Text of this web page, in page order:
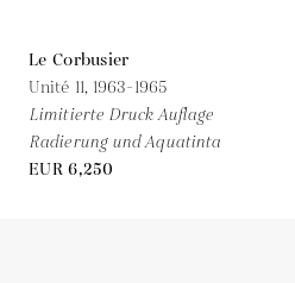
Le Corbusier
Unité 11, 1963-1965
Limitierte Druck Auflage
Radierung und Aquatinta
EUR 6,250